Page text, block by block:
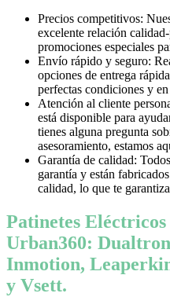
Precios competitivos:
excelente relación
promociones especiales
Envío rápido y seguro:
opciones de entrega
perfectas condiciones y
Atención al cliente
está disponible para
tienes alguna pregunta
asesoramiento, estamos
Garantía de calidad:
garantía y están
calidad, lo que te
Patinetes
Urban360:
Inmotion,
y Vsett.